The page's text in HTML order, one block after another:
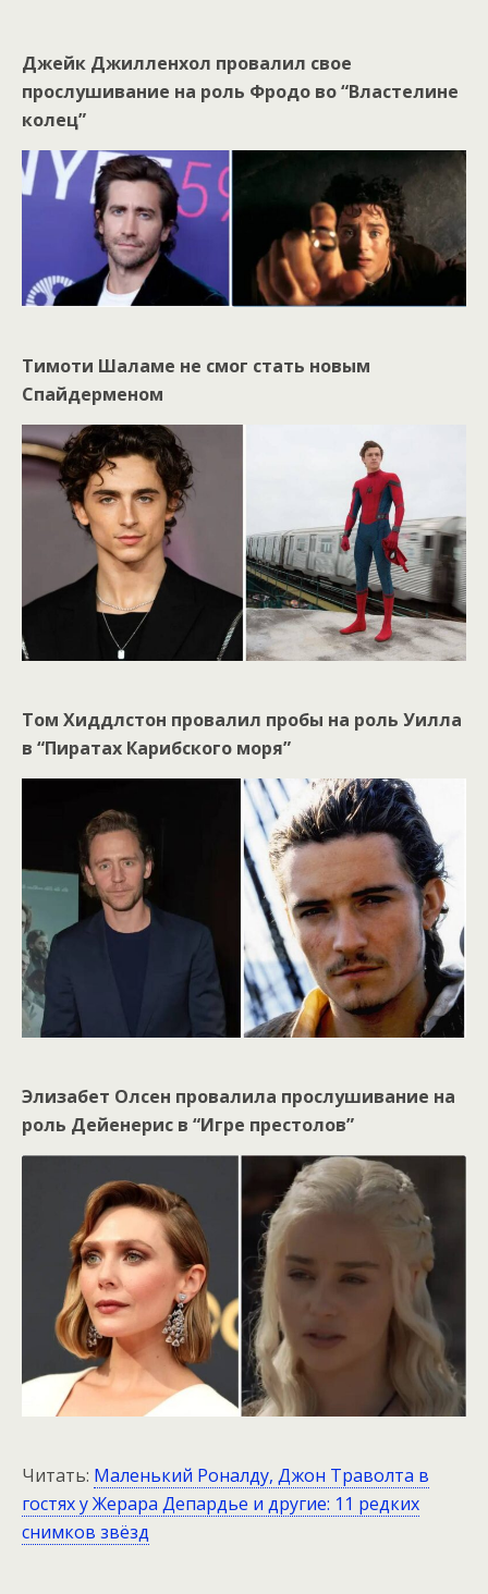
Джейк Джилленхол провалил свое
прослушивание на роль Фродо во “Властелине
колец”
Тимоти Шаламе не смог стать новым
Спайдерменом
Том Хиддлстон провалил пробы на роль Уилла
в “Пиратах Карибского моря”
Элизабет Олсен провалила прослушивание на
роль Дейенерис в “Игре престолов”
Читать: Маленький Роналду, Джон Траволта в
гостях у Жерара Депардье и другие: 11 редких
снимков звёзд